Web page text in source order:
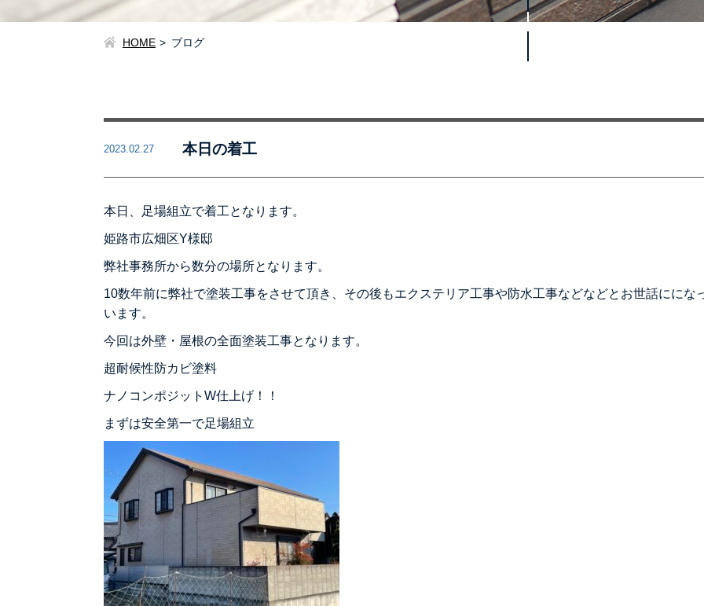
HOME ブログ
2023.02.27 本日の着工
本日、足場組立で着工となります。
姫路市広畑区Y様邸
弊社事務所から数分の場所となります。
10数年前に弊社で塗装工事をさせて頂き、その後もエクステリア工事や防水工事などなどとお世話ににな
います。
今回は外壁・屋根の全面塗装工事となります。
超耐候性防カビ塗料
ナノコンポジットW仕上げ！！
まずは安全第一で足場組立